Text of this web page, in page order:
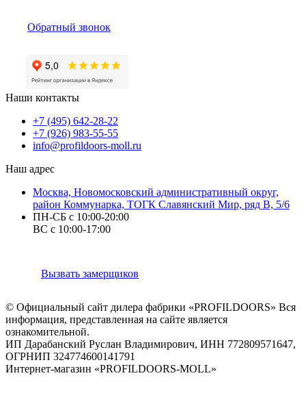
Обратный звонок
Наши контакты
+7 (495) 642-28-22
+7 (926) 983-55-55
info@profildoors-moll.ru
Наш адрес
Москва, Новомосковский административный округ,
район Коммунарка, ТОГК Славянский Мир, ряд В, 5/6
ПН-СБ с 10:00-20:00
ВС с 10:00-17:00
Вызвать замерщиков
© Официальный сайт дилера фабрики «PROFILDOORS» Вся
информация, представленная на сайте является
ознакомительной.
ИП Дарабанский Руслан Владимирович, ИНН 772809571647,
ОГРНИП 324774600141791
Интернет-магазин «PROFILDOORS-MOLL»